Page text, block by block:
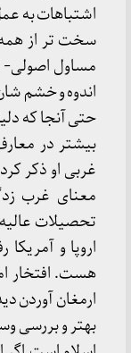
اشتباهات به
سخت تر از
مساول اصولی-
اندوه و خشم
حتی آنجا که
بیشتر در
غربی او ذکر
معنای غرب
تحصیلات
اروپا و
هست. افتخار
ارمغان آوردن
بهتر و بررسی